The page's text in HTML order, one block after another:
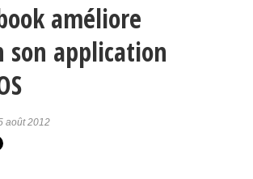
améliore
son application
août 2012